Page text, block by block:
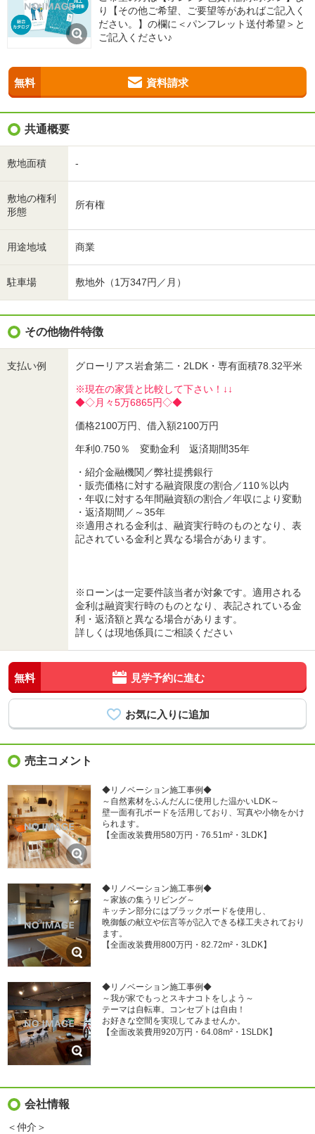
り【その他ご希望、ご要望等があればご記入く
ださい。】の欄に＜パンフレット送付希望＞と
ご記入ください♪
無料 資料請求
共通概要
敷地面積 -
敷地の権利
形態
所有権
用途地域 商業
駐車場 敷地外（1万347円／月）
その他物件特徴
支払い例 グローリアス岩倉第二・2LDK・専有面積78.32平米
※現在の家賃と比較して下さい！↓↓
◆◇月々5万6865円◇◆
価格2100万円、借入額2100万円
年利0.750％ 変動金利 返済期間35年
・紹介金融機関／弊社提携銀行
・販売価格に対する融資限度の割合／110％以内
・年収に対する年間融資額の割合／年収により変動
・返済期間／～35年
※適用される金利は、融資実行時のものとなり、表
記されている金利と異なる場合があります。
※ローンは一定要件該当者が対象です。適用される
金利は融資実行時のものとなり、表記されている金
利・返済額と異なる場合があります。
詳しくは現地係員にご相談ください
無料 見学予約に進む
売主コメント
◆リノベーション施工事例◆
～自然素材をふんだんに使用した温かいLDK～
壁一面有孔ボードを活用しており、写真や小物をかけ
られます。
【全面改装費用580万円・76.51m²・3LDK】
◆リノベーション施工事例◆
～家族の集うリビング～
キッチン部分にはブラックボードを使用し、
晩御飯の献立や伝言等が記入できる様工夫されており
ます。
【全面改装費用800万円・82.72m²・3LDK】
◆リノベーション施工事例◆
～我が家でもっとスキナコトをしよう～
テーマは自転車。コンセプトは自由！
お好きな空間を実現してみませんか。
【全面改装費用920万円・64.08m²・1SLDK】
会社情報
＜仲介＞